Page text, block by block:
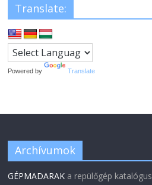
Translate:
Powered by Translate
Archívumok
GÉPMADARAK a repülőgép katalógus